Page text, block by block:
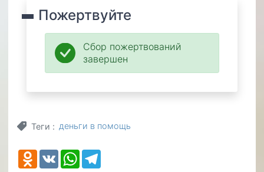
Пожертвуйте
Сбор пожертвований
завершен
Теги деньги в помощь
Odnoklassniki
VK WhatsApp